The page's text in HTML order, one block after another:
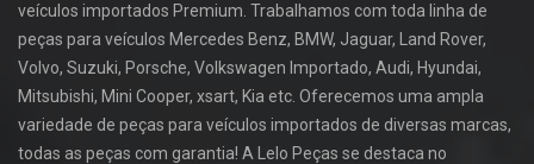
veículos importados Premium. Trabalhamos com toda linha de
peças para veículos Mercedes Benz, BMW, Jaguar, Land Rover,
Volvo, Suzuki, Porsche, Volkswagen Importado, Audi, Hyundai,
Mitsubishi, Mini Cooper, xsart, Kia etc. Oferecemos uma ampla
variedade de peças para veículos importados de diversas marcas,
todas as peças com garantia! A Lelo Peças se destaca no